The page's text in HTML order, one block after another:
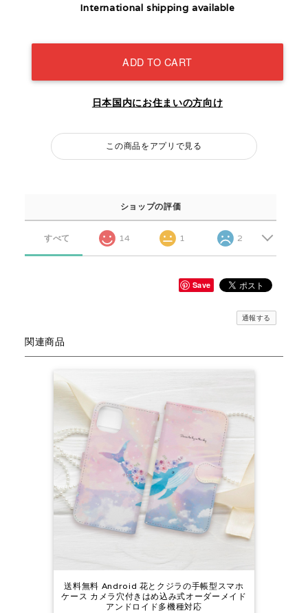
International shipping available
ADD TO CART
日本国内にお住まいの方向け
この商品をアプリで見る
ショップの評価
すべて 14 1 2
Save
通報する
関連商品
送料無料 Android 花とクジラの手帳型スマホ
ケース カメラ穴付きはめ込み式オーダーメイド
アンドロイド多機種対応